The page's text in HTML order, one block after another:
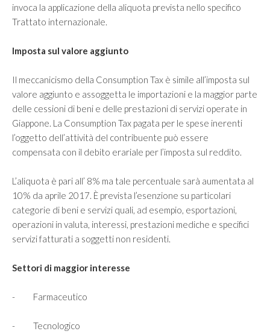
invoca la applicazione della aliquota prevista nello specifico
Trattato internazionale.
Imposta sul valore aggiunto
Il meccanicismo della Consumption Tax è simile all’imposta sul
valore aggiunto e assoggetta le importazioni e la maggior parte
delle cessioni di beni e delle prestazioni di servizi operate in
Giappone. La Consumption Tax pagata per le spese inerenti
l’oggetto dell’attività del contribuente può essere
compensata con il debito erariale per l’imposta sul reddito.
L’aliquota è pari all’ 8% ma tale percentuale sarà aumentata al
10% da aprile 2017. È prevista l’esenzione su particolari
categorie di beni e servizi quali, ad esempio, esportazioni,
operazioni in valuta, interessi, prestazioni mediche e specifici
servizi fatturati a soggetti non residenti.
Settori di maggior interesse
- Farmaceutico
- Tecnologico